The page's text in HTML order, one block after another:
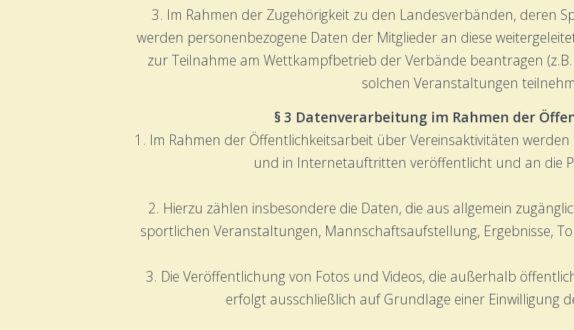
3. Im Rahmen der Zugehörigkeit zu den Landesverbänden, deren
werden personenbezogene Daten der Mitglieder an diese
zur Teilnahme am Wettkampfbetrieb der Verbände beantragen
solchen Veranstaltungen
§ 3 Datenverarbeitung im Rahmen der
1. Im Rahmen der Öffentlichkeitsarbeit über Vereinsaktivitäten
und in Internetauftritten veröffentlicht und an die
2. Hierzu zählen insbesondere die Daten, die aus allgemein
sportlichen Veranstaltungen, Mannschaftsaufstellung, Ergebnisse,
3. Die Veröffentlichung von Fotos und Videos, die außerhalb
erfolgt ausschließlich auf Grundlage einer Einwilligung